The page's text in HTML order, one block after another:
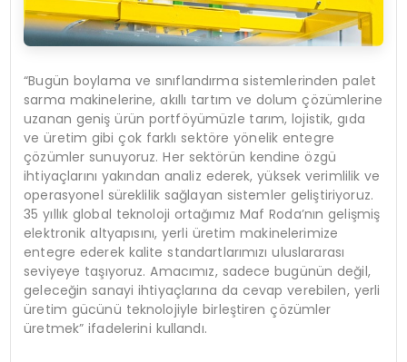
“Bugün boylama ve sınıflandırma sistemlerinden palet
sarma makinelerine, akıllı tartım ve dolum çözümlerine
uzanan geniş ürün portföyümüzle tarım, lojistik, gıda
ve üretim gibi çok farklı sektöre yönelik entegre
çözümler sunuyoruz. Her sektörün kendine özgü
ihtiyaçlarını yakından analiz ederek, yüksek verimlilik ve
operasyonel süreklilik sağlayan sistemler geliştiriyoruz.
35 yıllık global teknoloji ortağımız Maf Roda’nın gelişmiş
elektronik altyapısını, yerli üretim makinelerimize
entegre ederek kalite standartlarımızı uluslararası
seviyeye taşıyoruz. Amacımız, sadece bugünün değil,
geleceğin sanayi ihtiyaçlarına da cevap verebilen, yerli
üretim gücünü teknolojiyle birleştiren çözümler
üretmek” ifadelerini kullandı.